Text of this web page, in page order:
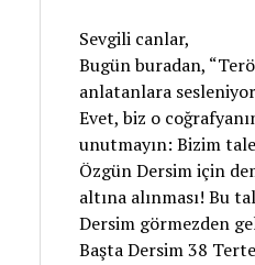
Sevgili canlar,
Bugün buradan,
anlatanlara
Evet, biz o
unutmayın: Bizim
Özgün Dersim için
altına alınması! Bu
Dersim görmezden
Başta Dersim 38